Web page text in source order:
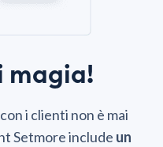
magia!
i clienti non è mai
Setmore include un